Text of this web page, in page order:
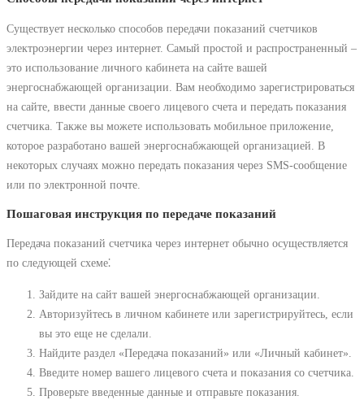
Существует несколько способов передачи показаний счетчиков
электроэнергии через интернет. Самый простой и распространенный –
это использование личного кабинета на сайте вашей
энергоснабжающей организации. Вам необходимо зарегистрироваться
на сайте, ввести данные своего лицевого счета и передать показания
счетчика. Также вы можете использовать мобильное приложение,
которое разработано вашей энергоснабжающей организацией. В
некоторых случаях можно передать показания через SMS-сообщение
или по электронной почте.
Пошаговая инструкция по передаче показаний
Передача показаний счетчика через интернет обычно осуществляется
по следующей схеме⁚
Зайдите на сайт вашей энергоснабжающей организации.
Авторизуйтесь в личном кабинете или зарегистрируйтесь, если
вы это еще не сделали.
Найдите раздел «Передача показаний» или «Личный кабинет».
Введите номер вашего лицевого счета и показания со счетчика.
Проверьте введенные данные и отправьте показания.